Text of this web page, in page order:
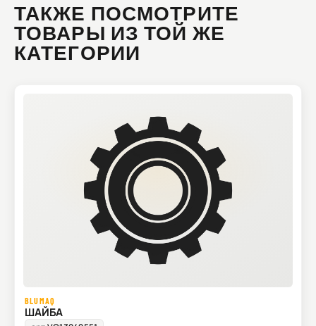
ТАКЖЕ ПОСМОТРИТЕ
ТОВАРЫ ИЗ ТОЙ ЖЕ
КАТЕГОРИИ
BLUMAQ
ШАЙБА